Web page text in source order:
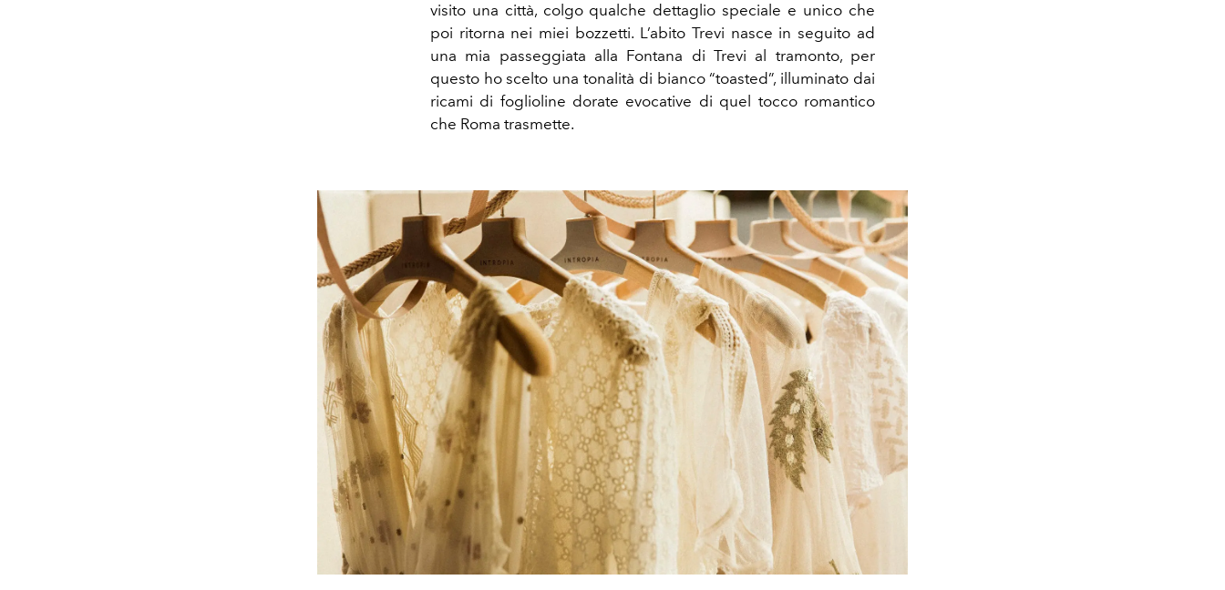
visito una città, colgo qualche dettaglio speciale e unico che
poi ritorna nei miei bozzetti. L’abito Trevi nasce in seguito ad
una mia passeggiata alla Fontana di Trevi al tramonto, per
questo ho scelto una tonalità di bianco “toasted”, illuminato dai
ricami di foglioline dorate evocative di quel tocco romantico
che Roma trasmette.